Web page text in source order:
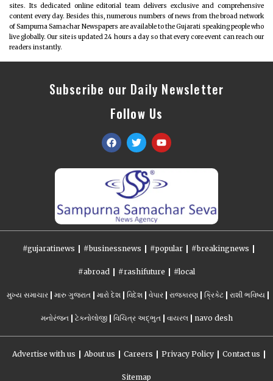
sites. Its dedicated online editorial team delivers exclusive and comprehensive
content every day. Besides this, numerous numbers of news from the broad network
of Sampurna Samachar Newspapers are available to the Gujarati speaking people who
live globally. Our site is updated 24 hours a day so that every core event can reach our
readers instantly.
Subscribe our Daily Newsletter
Follow Us
#gujaratinews #businessnews #popular #breakingnews
#abroad #rashifuture #local
મુખ્ય સમાચાર મારુ ગુજરાત મારો દેશ વિદેશ વેપાર રાજકારણ ક્રિકેટ રાશી ભવિષ્ય
મનોરંજન ટેકનોલોજી વિચિત્ર અદ્ભુત વાયરલ navo desh
Advertise with us About us Careers Privacy Policy Contact us
Sitemap